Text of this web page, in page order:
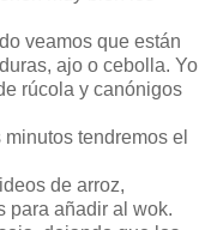
veamos que están
ajo o cebolla. Yo
rúcola y canónigos
tendremos el
de arroz,
para añadir al wok.